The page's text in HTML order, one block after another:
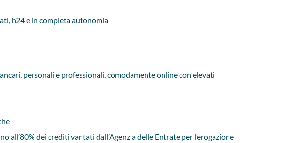
h24 e in completa autonomia
personali e professionali, comodamente online con elevati
dei crediti vantati dall’Agenzia delle Entrate per l’erogazione